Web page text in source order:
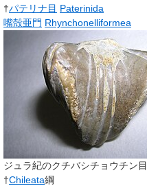
†パテリナ目 Paterinida
嘴殻亜門 Rhynchonelliformea
ジュラ紀のクチバシチョウチン目
†Chileata綱